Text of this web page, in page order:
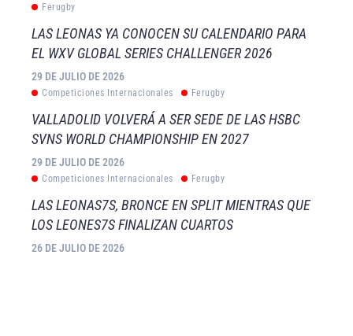
Ferugby
LAS LEONAS YA CONOCEN SU CALENDARIO PARA
EL WXV GLOBAL SERIES CHALLENGER 2026
29 DE JULIO DE 2026
Competiciones Internacionales Ferugby
VALLADOLID VOLVERÁ A SER SEDE DE LAS HSBC
SVNS WORLD CHAMPIONSHIP EN 2027
29 DE JULIO DE 2026
Competiciones Internacionales Ferugby
LAS LEONAS7S, BRONCE EN SPLIT MIENTRAS QUE
LOS LEONES7S FINALIZAN CUARTOS
26 DE JULIO DE 2026